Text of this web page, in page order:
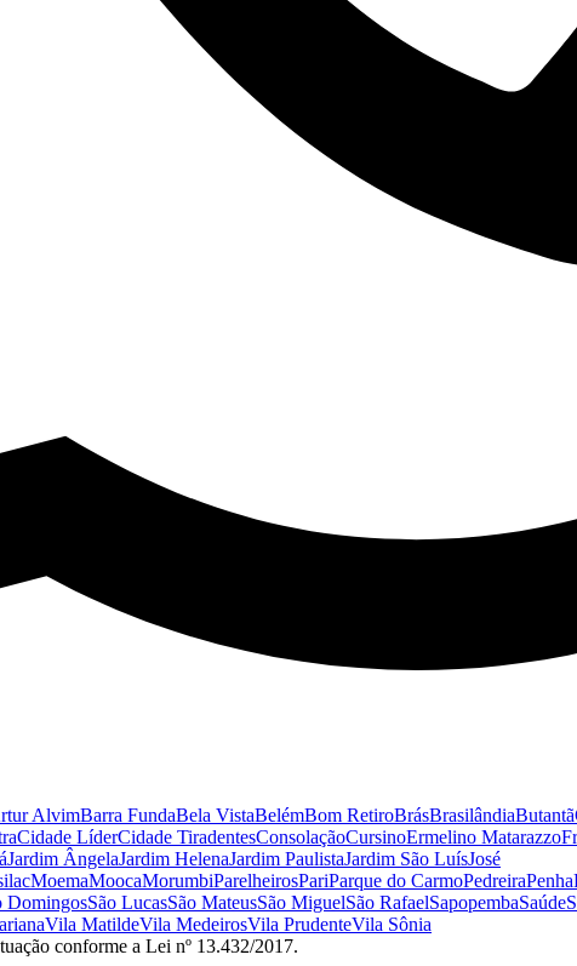
AlvimBarra FundaBela VistaBelémBom RetiroBrásBrasilândiaButantã
Cidade LíderCidade TiradentesConsolaçãoCursinoErmelino Matarazzo
Jardim ÂngelaJardim HelenaJardim PaulistaJardim São LuísJosé
MoemaMoocaMorumbiParelheirosPariParque do CarmoPedreiraPenha
DomingosSão LucasSão MateusSão MiguelSão RafaelSapopembaSaúde
Vila MatildeVila MedeirosVila PrudenteVila Sônia
conforme a Lei nº 13.432/2017.